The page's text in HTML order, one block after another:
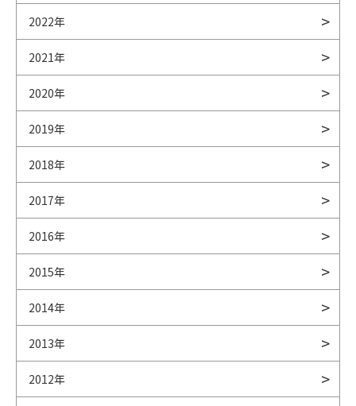
2022年
2021年
2020年
2019年
2018年
2017年
2016年
2015年
2014年
2013年
2012年